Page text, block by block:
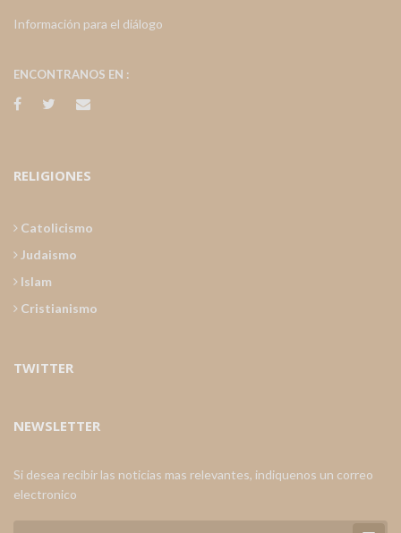
Información para el diálogo
ENCONTRANOS EN :
RELIGIONES
Catolicismo
Judaismo
Islam
Cristianismo
TWITTER
NEWSLETTER
Si desea recibir las noticias mas relevantes, indiquenos un correo
electronico